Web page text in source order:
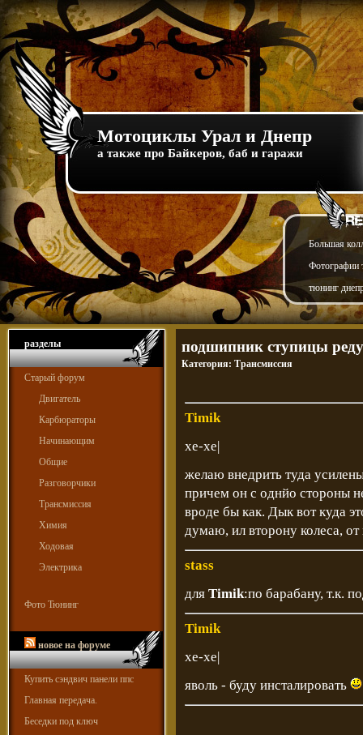
Мотоциклы Урал и Днепр
а также про Байкеров, баб и гаражи
Большая
Фотографии
тюнинг
разделы
Старый форум
Двигатель
Карбюраторы
Начинающим
Общие
Разговорчики
Трансмиссия
Химия
Ходовая
Электрика
Фото Тюнинг
новое на форуме
Купить сэндвич панели ппс
Главная передача.
Беседки под ключ
подшипник ступицы
Категория: Трансмиссия
Timik
хе-хе|
желаю внедрить туда
причем он с однйо стороны
вроде бы как. Дык вот куда
думаю, ил второну колеса, от
stass
для Timik:по барабану, т.к.
Timik
хе-хе|
яволь - буду инсталировать